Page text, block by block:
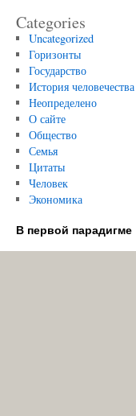
Categories
Uncategorized
Горизонты
Государство
История человечества
Неопределено
О сайте
Общество
Семья
Цитаты
Человек
Экономика
В первой парадигме